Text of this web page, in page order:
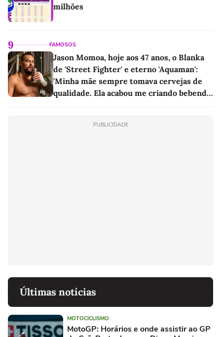
milhões
9 FAMOSOS
Jason Momoa, hoje aos 47 anos, o Blanka
de 'Street Fighter' e eterno 'Aquaman':
'Minha mãe sempre tomava cervejas de
qualidade. Ela acabou me criando bebendo
PUBLICIDADE
Últimas notícias
MOTOCICLISMO
MotoGP: Horários e onde assistir ao GP